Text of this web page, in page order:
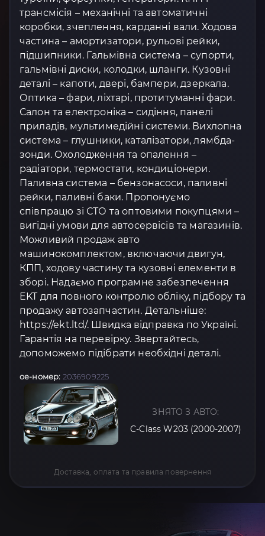
трансмісія – механічні та автоматичні
коробки, зчеплення, карданні вали. Ходова
частина – амортизатори, рульові рейки,
підшипники. Гальмівна система – супорти,
гальмівні диски, колодки, шланги. Кузовні
деталі – капоти, двері, бампери, дзеркала.
Оптика – фари, ліхтарі, протитуманні фари.
Салон та електроніка – сидіння, панелі
приладів, мультимедійні системи. Вихлопна
система – глушники, каталізатори, лямбда-
зонди. Охолодження та опалення –
радіатори, термостати, кондиціонери.
Паливна система – бензонасоси, паливні
рейки, паливні баки. Пропонуємо
співпрацю зі СТО та оптовими покупцями –
вигідні умови для автосервісів та магазинів.
Можливий продаж авто
машинокомплектом, включаючи двигун,
КПП, ходову частину та кузовні елементи в
зборі. Надаємо програмне забезпечення
EKT для повного контролю обліку, підбору та
продажу автозапчастин. Детальніше:
https://ekt.ltd/. Швидка відправка по Україні.
Гарантія на перевірку. Звертайтесь,
допоможемо підібрати необхідні деталі.
oe-номер: 2036909225
ЗНЯТО З АВТО:
C-Class W203 (2000-2007)
Доставка, оплата та правила повернення